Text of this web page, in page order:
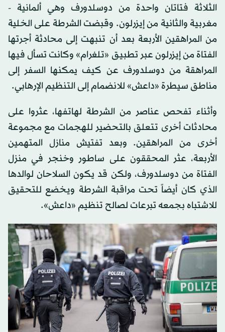
الثلاثة فتاتان واحدة من دوسلدورف وهي ألمانية -
مغربية والثانية من إيزرلون. وقبضت الشرطة على الخلية
من المراهقين الأربعة بعد أن تنبهت إلى محادثة أجرتها
الفتاة من إيزرلون عبر تطبيق «تلغرام» وكانت تسأل فيها
المراهقة من دوسلدورف عن كيف يمكنها السفر إلى
مناطق سيطرة «داعش» للانضمام إلى التنظيم الإرهابي.
وأثناء تفحص عناصر من الشرطة لهاتفها، عثروا على
محادثات أخرى تتعلق بالتحضير للهجمات مع مجموعة
أخرى من المراهقين. وبعد تفتيش منازل المتهمين
الأربعة، عثر المحققون على ساطور وخنجر في منزل
الفتاة من دوسلدورف، ولكن قد يكون السلاحان لوالدها
الذي كان أيضاً تحت مراقبة الشرطة ويخضع للتحقيق
للاشتباه بجمعه تبرعات لصالح تنظيم «داعش».